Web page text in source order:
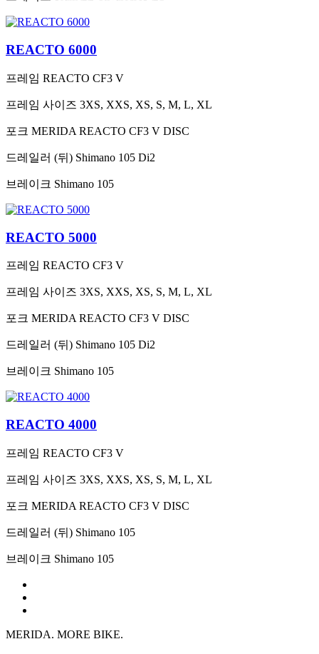
REACTO 6000
프레임 REACTO CF3 V
프레임 사이즈 3XS, XXS, XS, S, M, L, XL
포크 MERIDA REACTO CF3 V DISC
드레일러 (뒤) Shimano 105 Di2
브레이크 Shimano 105
REACTO 5000
프레임 REACTO CF3 V
프레임 사이즈 3XS, XXS, XS, S, M, L, XL
포크 MERIDA REACTO CF3 V DISC
드레일러 (뒤) Shimano 105 Di2
브레이크 Shimano 105
REACTO 4000
프레임 REACTO CF3 V
프레임 사이즈 3XS, XXS, XS, S, M, L, XL
포크 MERIDA REACTO CF3 V DISC
드레일러 (뒤) Shimano 105
브레이크 Shimano 105
MERIDA. MORE BIKE.